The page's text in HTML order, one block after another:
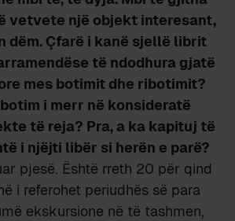
vetvete një objekt interesant,
dëm. Çfarë i kanë sjellë librit
të ndodhura gjatë
mes botimit dhe ribotimit?
i merr në konsideratë
të reja? Pra, a ka kapituj të
i njëjti libër si herën e parë?
pjesë. Është rreth 20 për qind
i referohet periudhës së para
ekskursione në të tashmen,